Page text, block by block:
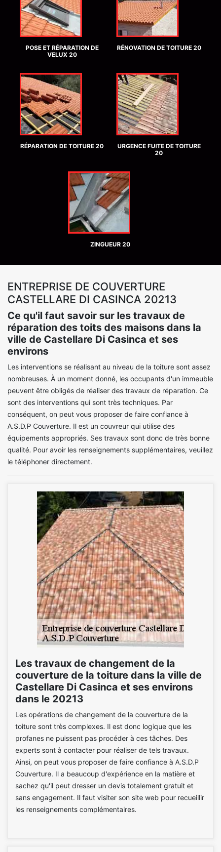
POSE ET RÉPARATION DE
VELUX 20
RÉNOVATION DE TOITURE 20
RÉPARATION DE TOITURE 20
URGENCE FUITE DE TOITURE
20
ZINGUEUR 20
ENTREPRISE DE COUVERTURE
CASTELLARE DI CASINCA 20213
Ce qu'il faut savoir sur les travaux de
réparation des toits des maisons dans la
ville de Castellare Di Casinca et ses
environs
Les interventions se réalisant au niveau de la toiture sont assez
nombreuses. À un moment donné, les occupants d'un immeuble
peuvent être obligés de réaliser des travaux de réparation. Ce
sont des interventions qui sont très techniques. Par
conséquent, on peut vous proposer de faire confiance à
A.S.D.P Couverture. Il est un couvreur qui utilise des
équipements appropriés. Ses travaux sont donc de très bonne
qualité. Pour avoir les renseignements supplémentaires, veuillez
le téléphoner directement.
Les travaux de changement de la
couverture de la toiture dans la ville de
Castellare Di Casinca et ses environs
dans le 20213
Les opérations de changement de la couverture de la
toiture sont très complexes. Il est donc logique que les
profanes ne puissent pas procéder à ces tâches. Des
experts sont à contacter pour réaliser de tels travaux.
Ainsi, on peut vous proposer de faire confiance à A.S.D.P
Couverture. Il a beaucoup d'expérience en la matière et
sachez qu'il peut dresser un devis totalement gratuit et
sans engagement. Il faut visiter son site web pour recueillir
les renseignements complémentaires.